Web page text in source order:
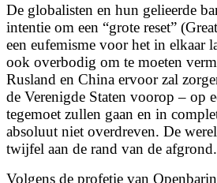
De globalisten en hun gelieerde
intentie om een “grote reset”
een eufemisme voor het in elkaar
ook overbodig om te moeten
Rusland en China ervoor zal
de Verenigde Staten voorop – op
tegemoet zullen gaan en in
absoluut niet overdreven. De
twijfel aan de rand van de afgrond.
Volgens de profetie van